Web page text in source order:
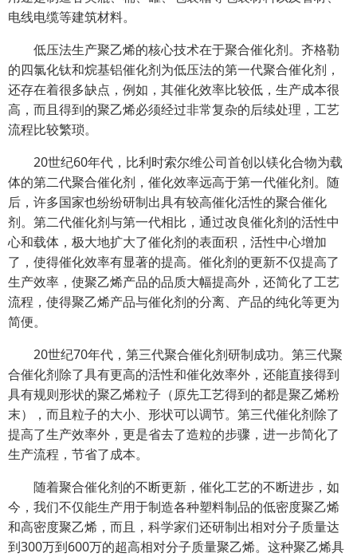
电线电缆等建筑材料。
低压法生产聚乙烯的核心技术在于聚合催化剂。齐格勒
的四氯化钛和烷基铝催化剂为低压法的第一代聚合催化剂，
还存在着很多缺点，例如，其催化效率比较低，生产成本很
高，而且得到的聚乙烯必须经过非常复杂的后续处理，工艺
流程比较繁琐。
20世纪60年代，比利时索尔维公司首创以镁化合物为载
体的第二代聚合催化剂，催化效率远高于第一代催化剂。随
后，许多国家也纷纷研制出具有较高催化活性的聚合催化
剂。第二代催化剂与第一代相比，通过改良催化剂的活性中
心和载体，极大地扩大了催化剂的表面积，活性中心增加
了，使得催化效率有显著的提高。催化剂的更新不仅提高了
生产效率，使聚乙烯产品的品质大幅提高外，还简化了工艺
流程，使得聚乙烯产品与催化剂的分离、产品的纯化等更为
简便。
20世纪70年代，第三代聚合催化剂研制成功。第三代聚
合催化剂除了具有更高的活性和催化效率外，还能直接得到
具有规则形状的聚乙烯粒子（原先工艺得到的都是聚乙烯粉
末），而且粒子的大小、形状可以调节。第三代催化剂除了
提高了生产效率外，更是省去了造粒的步骤，进一步简化了
生产流程，节省了成本。
随着聚合催化剂的不断更新，催化工艺的不断进步，如
今，我们不仅能生产用于制造各种塑料制品的低密度聚乙烯
和高密度聚乙烯，而且，科学家们还研制出相对分子质量达
到300万到600万的超高相对分子质量聚乙烯。这种聚乙烯具